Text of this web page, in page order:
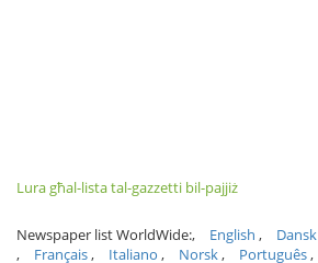
Lura għal-lista tal-gazzetti bil-pajjiż
Newspaper list WorldWide: English Dansk
Français
Italiano Norsk Português